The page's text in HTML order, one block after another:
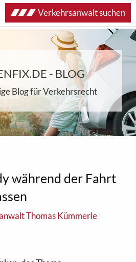
- BLOG
Blog für Verkehrsrecht
während der Fahrt
Thomas Kümmerle
Verkehrsanwalt suchen